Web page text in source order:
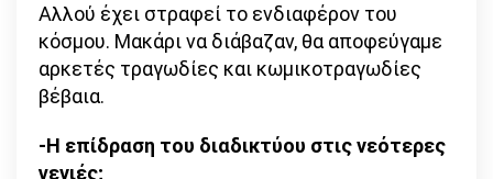
Αλλού έχει στραφεί το ενδιαφέρον του
κόσμου. Μακάρι να διάβαζαν, θα αποφεύγαμε
αρκετές τραγωδίες και κωμικοτραγωδίες
βέβαια.
-Η επίδραση του διαδικτύου στις νεότερες
γενιές;